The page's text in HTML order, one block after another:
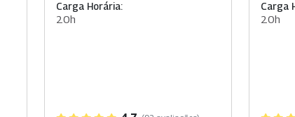
Carga Horária:
20h
Carga
20h